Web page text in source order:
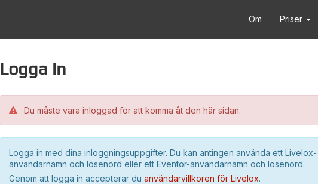
Om Priser
Logga in
Du måste vara inloggad för att komma åt den här sidan.
Logga in med dina inloggningsuppgifter. Du kan antingen använda ett Livelox-
användarnamn och lösenord eller ett Eventor-användarnamn och lösenord.
Genom att logga in accepterar du användarvillkoren för Livelox.